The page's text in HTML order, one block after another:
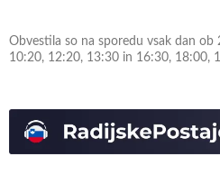
Obvestila so na sporedu vsak dan
10:20, 12:20, 13:30 in 16:30, 18:00,